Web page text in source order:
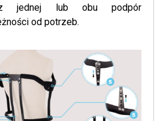
jednej lub obu podpór
od potrzeb.